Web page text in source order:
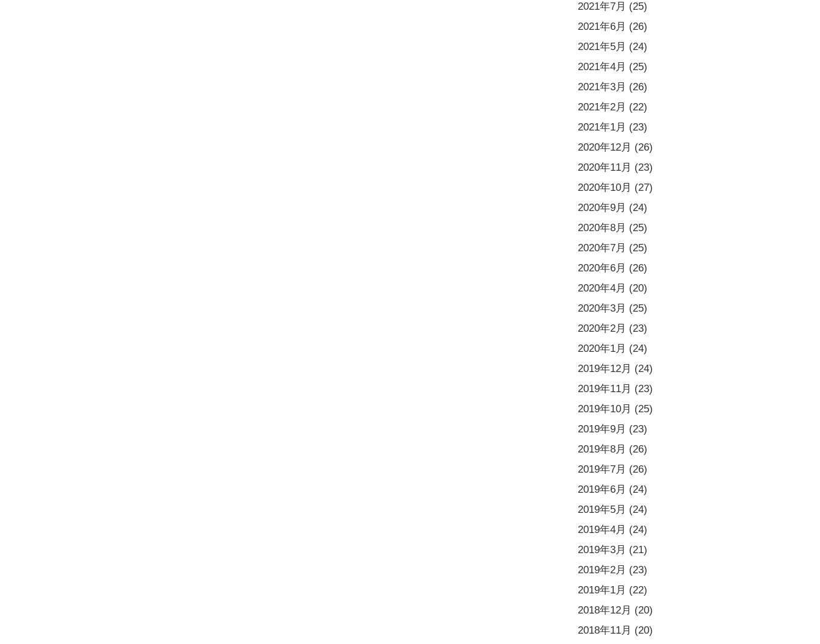
2021年7月 (25)
2021年6月 (26)
2021年5月 (24)
2021年4月 (25)
2021年3月 (26)
2021年2月 (22)
2021年1月 (23)
2020年12月 (26)
2020年11月 (23)
2020年10月 (27)
2020年9月 (24)
2020年8月 (25)
2020年7月 (25)
2020年6月 (26)
2020年4月 (20)
2020年3月 (25)
2020年2月 (23)
2020年1月 (24)
2019年12月 (24)
2019年11月 (23)
2019年10月 (25)
2019年9月 (23)
2019年8月 (26)
2019年7月 (26)
2019年6月 (24)
2019年5月 (24)
2019年4月 (24)
2019年3月 (21)
2019年2月 (23)
2019年1月 (22)
2018年12月 (20)
2018年11月 (20)